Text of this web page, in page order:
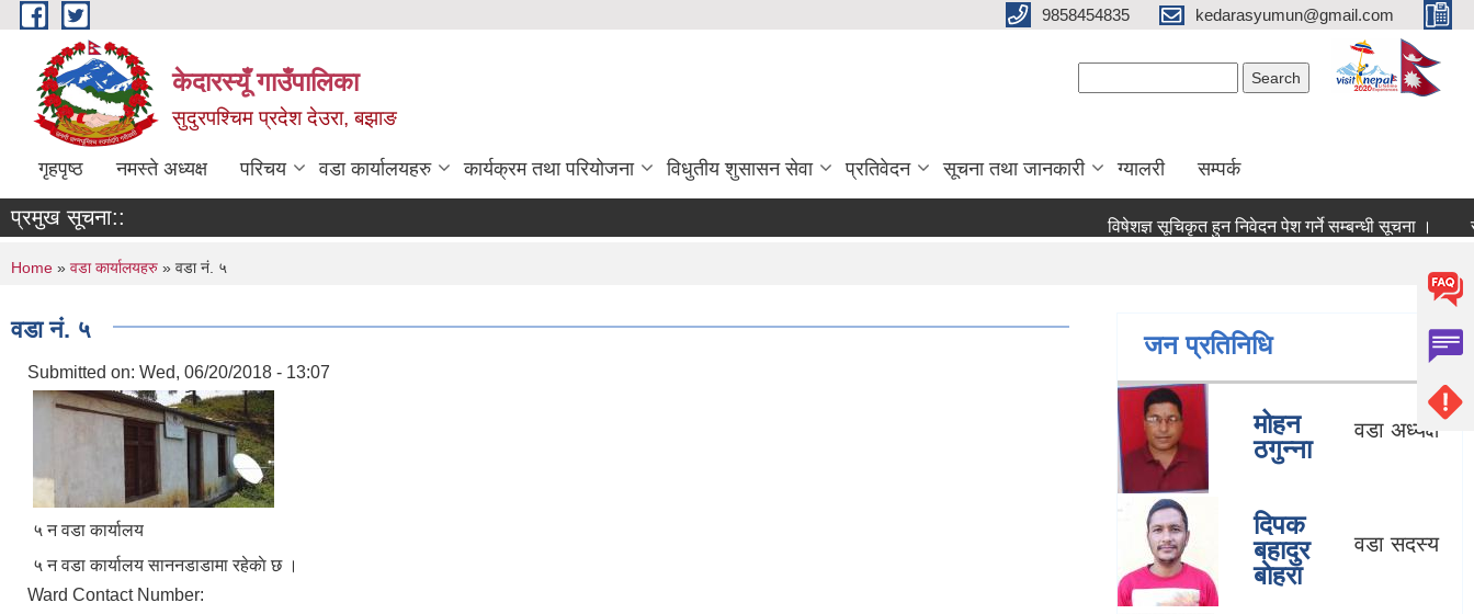
Skip to main content 9858454835 kedarasyumun@gmail.com
केदारस्यूँ गाउँपालिका
सुदुरपश्चिम प्रदेश देउरा, बझाङ
गृहपृष्ठ नमस्ते अध्यक्ष परिचय वडा कार्यालयहरु कार्यक्रम तथा परियोजना विधुतीय शुसासन सेवा प्रतिवेदन सूचना तथा जानकारी ग्यालरी सम्पर्क
प्रमुख सूचना:: विषेशज्ञ सूचिकृत हुन निवेदन पेश गर्ने सम्बन्धी सूचना ।
You are here
Home » वडा कार्यालयहरु » वडा नं. ५
वडा नं. ५
Submitted on: Wed, 06/20/2018 - 13:07
५ न वडा कार्यालय
५ न वडा कार्यालय साननडाडामा रहेकाे छ ।
Ward Contact Number:
जन प्रतिनिधि
मोहन
ठगुन्ना
वडा अध्यक्ष
दिपक
बहादुर
बाेहरा
वडा सदस्य